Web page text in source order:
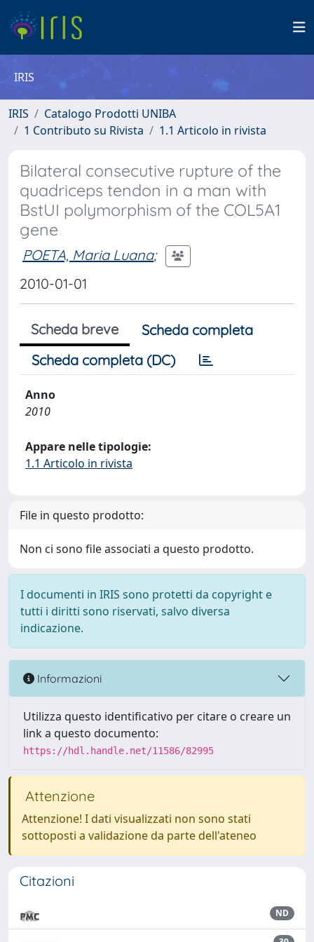
IRIS
IRIS
Catalogo Prodotti UNIBA
1 Contributo su Rivista
1.1 Articolo in rivista
Bilateral consecutive rupture of the
quadriceps tendon in a man with
BstUI polymorphism of the COL5A1
gene
POETA, Maria Luana;
2010-01-01
Scheda breve
Scheda completa
Scheda completa (DC)
Anno
2010
Appare nelle tipologie:
1.1 Articolo in rivista
File in questo prodotto:
Non ci sono file associati a questo prodotto.
I documenti in IRIS sono protetti da copyright e
tutti i diritti sono riservati, salvo diversa
indicazione.
Informazioni
Utilizza questo identificativo per citare o creare un
link a questo documento:
https://hdl.handle.net/11586/82995
Attenzione
Attenzione! I dati visualizzati non sono stati
sottoposti a validazione da parte dell'ateneo
Citazioni
ND